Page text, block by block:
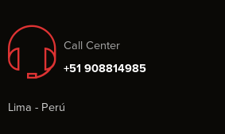
Call Center
+51 908814985
Lima - Perú